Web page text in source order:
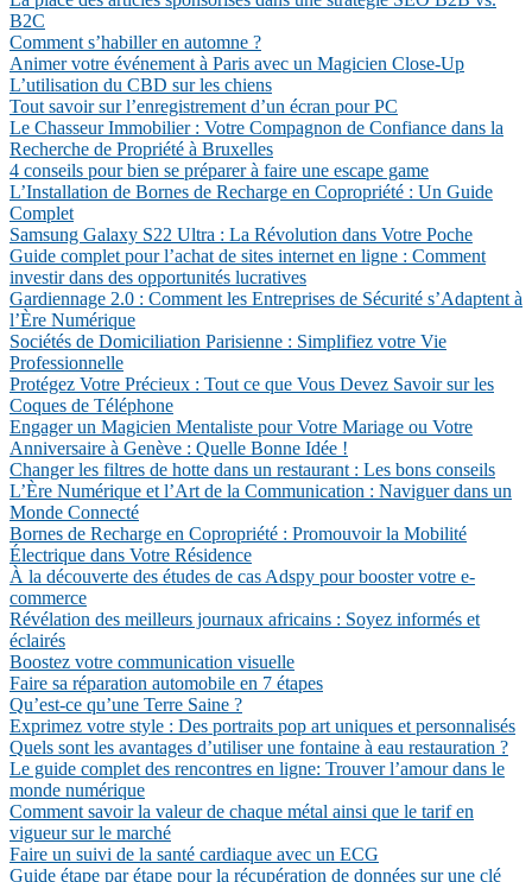
B2C
Comment s’habiller en automne ?
Animer votre événement à Paris avec un Magicien Close-Up
L’utilisation du CBD sur les chiens
Tout savoir sur l’enregistrement d’un écran pour PC
Le Chasseur Immobilier : Votre Compagnon de Confiance dans la
Recherche de Propriété à Bruxelles
4 conseils pour bien se préparer à faire une escape game
L’Installation de Bornes de Recharge en Copropriété : Un Guide
Complet
Samsung Galaxy S22 Ultra : La Révolution dans Votre Poche
Guide complet pour l’achat de sites internet en ligne : Comment
investir dans des opportunités lucratives
Gardiennage 2.0 : Comment les Entreprises de Sécurité s’Adaptent à
l’Ère Numérique
Sociétés de Domiciliation Parisienne : Simplifiez votre Vie
Professionnelle
Protégez Votre Précieux : Tout ce que Vous Devez Savoir sur les
Coques de Téléphone
Engager un Magicien Mentaliste pour Votre Mariage ou Votre
Anniversaire à Genève : Quelle Bonne Idée !
Changer les filtres de hotte dans un restaurant : Les bons conseils
L’Ère Numérique et l’Art de la Communication : Naviguer dans un
Monde Connecté
Bornes de Recharge en Copropriété : Promouvoir la Mobilité
Électrique dans Votre Résidence
À la découverte des études de cas Adspy pour booster votre e-
commerce
Révélation des meilleurs journaux africains : Soyez informés et
éclairés
Boostez votre communication visuelle
Faire sa réparation automobile en 7 étapes
Qu’est-ce qu’une Terre Saine ?
Exprimez votre style : Des portraits pop art uniques et personnalisés
Quels sont les avantages d’utiliser une fontaine à eau restauration ?
Le guide complet des rencontres en ligne: Trouver l’amour dans le
monde numérique
Comment savoir la valeur de chaque métal ainsi que le tarif en
vigueur sur le marché
Faire un suivi de la santé cardiaque avec un ECG
Guide étape par étape pour la récupération de données sur une clé